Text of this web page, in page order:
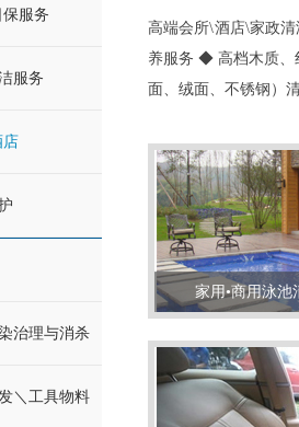
保服务
服务

治理与消杀
＼工具物料
高端会所\酒店\家政
养服务 ◆ 高档木质
面、绒面、不锈钢）
家用•商用泳池